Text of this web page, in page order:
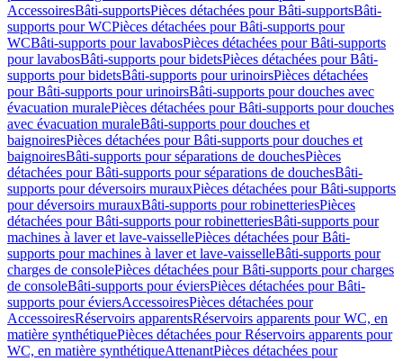
AccessoiresBâti-supportsPièces détachées pour Bâti-supportsBâti-
supports pour WCPièces détachées pour Bâti-supports pour
WCBâti-supports pour lavabosPièces détachées pour Bâti-supports
pour lavabosBâti-supports pour bidetsPièces détachées pour Bâti-
supports pour bidetsBâti-supports pour urinoirsPièces détachées
pour Bâti-supports pour urinoirsBâti-supports pour douches avec
évacuation muralePièces détachées pour Bâti-supports pour douches
avec évacuation muraleBâti-supports pour douches et
baignoiresPièces détachées pour Bâti-supports pour douches et
baignoiresBâti-supports pour séparations de douchesPièces
détachées pour Bâti-supports pour séparations de douchesBâti-
supports pour déversoirs murauxPièces détachées pour Bâti-supports
pour déversoirs murauxBâti-supports pour robinetteriesPièces
détachées pour Bâti-supports pour robinetteriesBâti-supports pour
machines à laver et lave-vaissellePièces détachées pour Bâti-
supports pour machines à laver et lave-vaisselleBâti-supports pour
charges de consolePièces détachées pour Bâti-supports pour charges
de consoleBâti-supports pour éviersPièces détachées pour Bâti-
supports pour éviersAccessoiresPièces détachées pour
AccessoiresRéservoirs apparentsRéservoirs apparents pour WC, en
matière synthétiquePièces détachées pour Réservoirs apparents pour
WC, en matière synthétiqueAttenantPièces détachées pour